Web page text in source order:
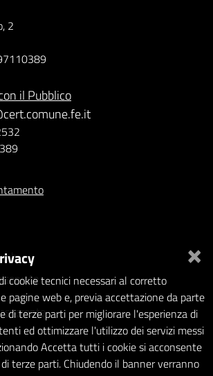
2
il Pubblico
×
cookie tecnici necessari al corretto
pagine web e, previa accettazione da parte
di terze parti per migliorare l'esperienza di
ed ottimizzare l'utilizzo dei servizi messi
Accetta tutti i cookie si acconsente
terze parti. Chiudendo il banner verranno